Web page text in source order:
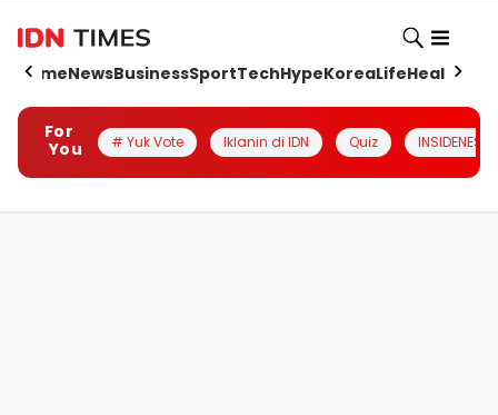
HomeNewsBusinessSportTechHypeKoreaLifeHealth
For
You
# Yuk Vote Iklanin di IDN Quiz INSIDENESIA